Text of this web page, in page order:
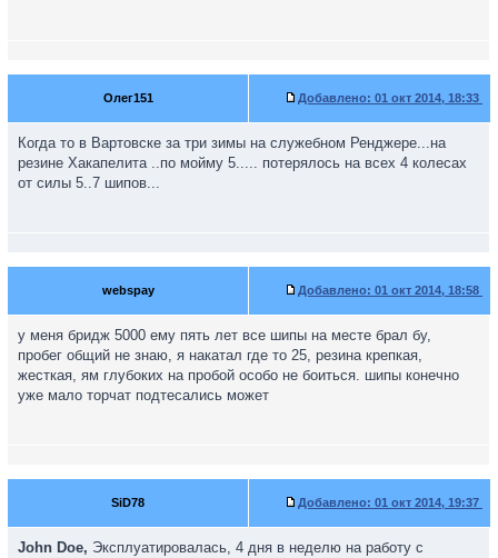
Олег151 Добавлено: 01 окт 2014, 18:33
Когда то в Вартовске за три зимы на служебном Ренджере...на
резине Хакапелита ..по мойму 5..... потерялось на всех 4 колесах
от силы 5..7 шипов...
webspay Добавлено: 01 окт 2014, 18:58
у меня бридж 5000 ему пять лет все шипы на месте брал бу,
пробег общий не знаю, я накатал где то 25, резина крепкая,
жесткая, ям глубоких на пробой особо не боиться. шипы конечно
уже мало торчат подтесались может
SiD78 Добавлено: 01 окт 2014, 19:37
John Doe, Эксплуатировалась, 4 дня в неделю на работу с